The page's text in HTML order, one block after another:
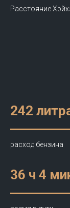
Расстояние
242
расход бензина
36 ч 4